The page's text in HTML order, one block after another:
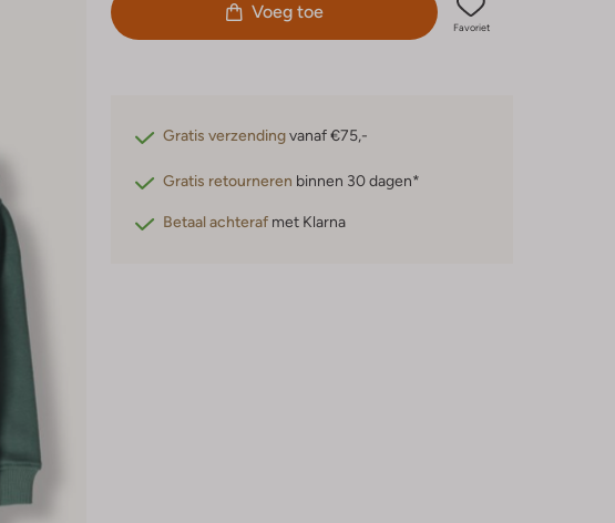
Voeg toe
Favoriet
Gratis verzendingvanaf €75,-
Gratis retourneren binnen 30 dagen*
Betaal achteraf met Klarna